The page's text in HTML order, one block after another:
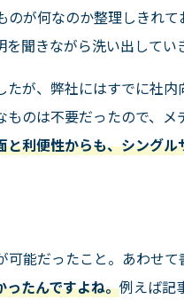
が何なのか整理しきれて
聞きながら洗い出してい
たが、弊社にはすでに社
のは不要だったので、メ
と利便性からも、シング
可能だったこと。あわせて
ったんですよね。例えば記